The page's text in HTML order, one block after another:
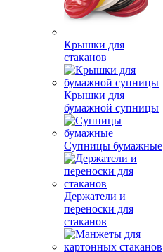
Крышки для
стаканов
Крышки для
бумажной супницы
Супницы бумажные
Держатели и
переноски для
стаканов